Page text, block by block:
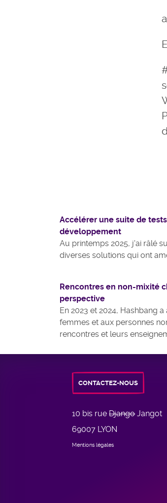
Accélérer une suite de
développement
Au printemps 2025, j'ai râlé
diverses solutions qui ont
Rencontres en non-mixité
perspective
En 2023 et 2024, Hashbang
femmes et aux personnes
rencontres et leurs
CONTACTEZ-NOUS
10 bis rueDjangoJangot
69007 LYON
Mentions légales